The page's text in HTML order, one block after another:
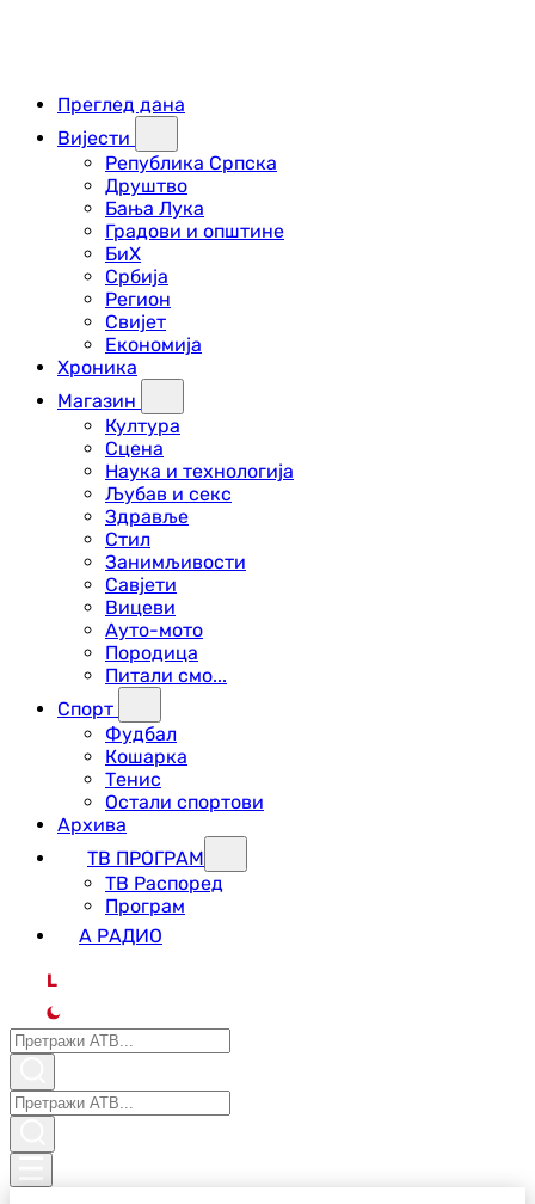
Преглед дана
Вијести
Република Српска
Друштво
Бања Лука
Градови и општине
БиХ
Србија
Регион
Свијет
Економија
Хроника
Магазин
Култура
Сцена
Наука и технологија
Љубав и секс
Здравље
Стил
Занимљивости
Савјети
Вицеви
Ауто-мото
Породица
Питали смо...
Спорт
Фудбал
Кошарка
Тенис
Остали спортови
Архива
ТВ ПРОГРАМ
ТВ Распоред
Програм
А РАДИО
L